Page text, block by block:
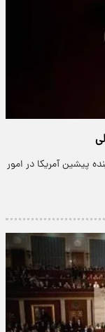
پیشین آمریکا در امور